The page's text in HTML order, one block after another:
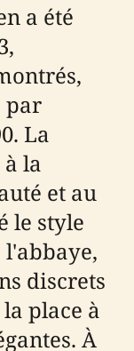
a été
par
La
la
et au
le style
discrets
place à
À